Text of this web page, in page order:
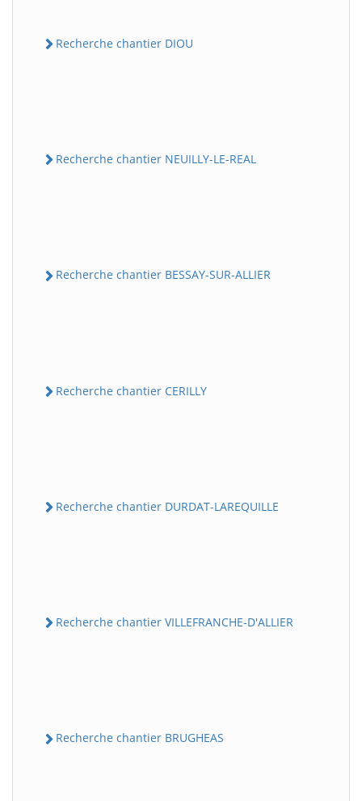
Recherche chantier DIOU
Recherche chantier NEUILLY-LE-REAL
Recherche chantier BESSAY-SUR-ALLIER
Recherche chantier CERILLY
Recherche chantier DURDAT-LAREQUILLE
Recherche chantier VILLEFRANCHE-D'ALLIER
Recherche chantier BRUGHEAS